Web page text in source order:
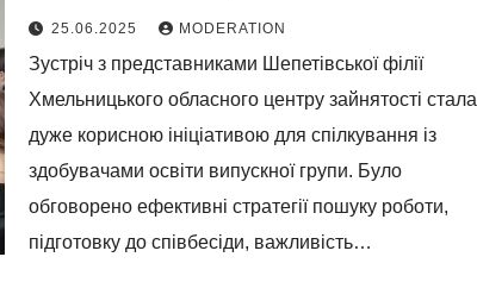
Хмельницького обласного
центру зайнятості
25.06.2025 MODERATION
Зустріч з представниками Шепетівської філії
Хмельницького обласного центру зайнятості стала
дуже корисною ініціативою для спілкування із
здобувачами освіти випускної групи. Було
обговорено ефективні стратегії пошуку роботи,
підготовку до співбесіди, важливість…